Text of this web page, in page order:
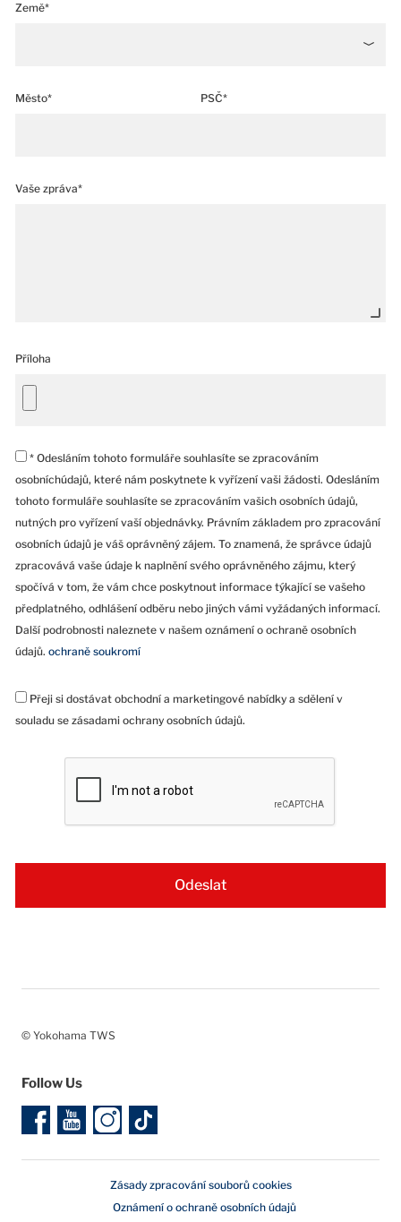
Země*
Město* PSČ*
Vaše zpráva*
Příloha
* Odesláním tohoto formuláře souhlasíte se zpracováním
osobníchúdajů, které nám poskytnete k vyřízení vaši žádosti. Odesláním
tohoto formuláře souhlasíte se zpracováním vašich osobních údajů,
nutných pro vyřízení vaší objednávky. Právním základem pro zpracování
osobních údajů je váš oprávněný zájem. To znamená, že správce údajů
zpracovává vaše údaje k naplnění svého oprávněného zájmu, který
spočívá v tom, že vám chce poskytnout informace týkající se vašeho
předplatného, odhlášení odběru nebo jiných vámi vyžádaných informací.
Další podrobnosti naleznete v našem oznámení o ochraně osobních
údajů. ochraně soukromí
Přeji si dostávat obchodní a marketingové nabídky a sdělení v
souladu se zásadami ochrany osobních údajů.
© Yokohama TWS
Follow Us
Zásady zpracování souborů cookies
Oznámení o ochraně osobních údajů